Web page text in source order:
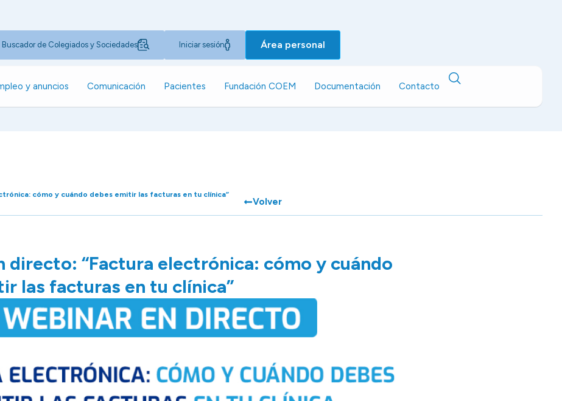
Buscador de Colegiados y Sociedades Iniciar sesión Área personal
y anuncios Comunicación Pacientes Fundación COEM Documentación Contacto
cómo y cuándo debes emitir las facturas en tu clínica”
Volver
directo: “Factura electrónica: cómo y cuándo
las facturas en tu clínica”